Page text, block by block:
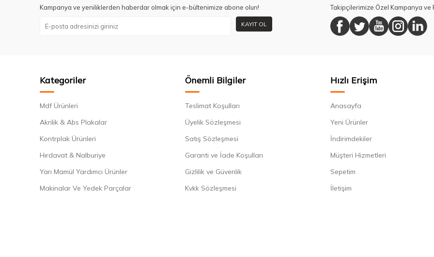
Kampanya ve yeniliklerden haberdar olmak için e-bültenimize abone olun!
KAYIT OL
Takipçilerimize Özel Kampanya
Kategoriler
Mdf Ürünleri
Akrilik & Abs Plakalar
Kontrplak Ürünleri
Hırdavat & Nalburiye
Yarı Mamül Yardımcı Ürünler
Makinalar Ve Yedek Parçalar
Önemli Bilgiler
Teslimat Koşulları
Üyelik Sözleşmesi
Satış Sözleşmesi
Garanti ve İade Koşulları
Gizlilik ve Güvenlik
Kvkk Sözleşmesi
Hızlı Erişim
Anasayfa
Yeni Ürünler
İndirimdekiler
Müşteri Hizmetleri
Sepetim
İletişim